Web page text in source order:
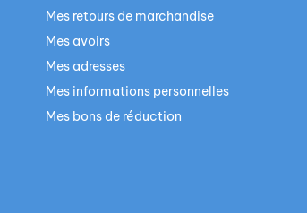
Mes retours de marchandise
Mes avoirs
Mes adresses
Mes informations personnelles
Mes bons de réduction